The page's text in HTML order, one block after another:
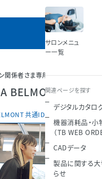
サロンメニュ
ー一覧
関連ページを探す
デジタルカタロ
機器消耗品・小
（TB WEB
CADデータ
製品に関する
らせ
新規登録
関係者さま専用会員サービス
BELMONT共通IDと
共通IDについて